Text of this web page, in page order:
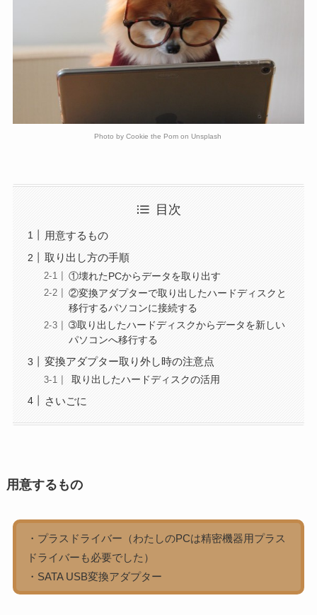
Photo byCookie the Pomon Unsplash
目次
用意するもの
取り出し方の手順
①壊れたPCからデータを取り出す
②変換アダプターで取り出したハードディスクと
移行するパソコンに接続する
➂取り出したハードディスクからデータを新しい
パソコンへ移行する
変換アダプター取り外し時の注意点
取り出したハードディスクの活用
さいごに
用意するもの
・プラスドライバー（わたしのPCは精密機器用プラス
ドライバーも必要でした）
・SATA USB変換アダプター